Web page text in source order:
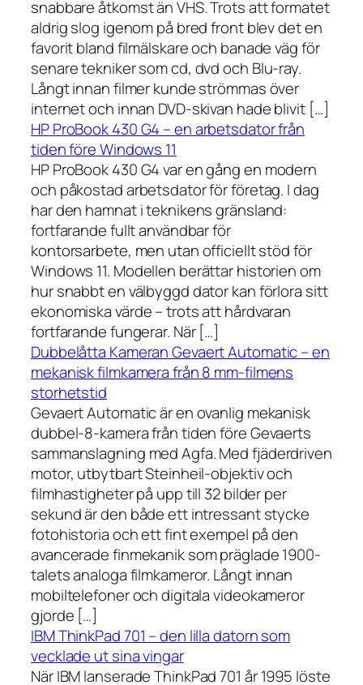
snabbare åtkomst än VHS. Trots att formatet
aldrig slog igenom på bred front blev det en
favorit bland filmälskare och banade väg för
senare tekniker som cd, dvd och Blu-ray.
Långt innan filmer kunde strömmas över
internet och innan DVD-skivan hade blivit […]
HP ProBook 430 G4 – en arbetsdator från
tiden före Windows 11
HP ProBook 430 G4 var en gång en modern
och påkostad arbetsdator för företag. I dag
har den hamnat i teknikens gränsland:
fortfarande fullt användbar för
kontorsarbete, men utan officiellt stöd för
Windows 11. Modellen berättar historien om
hur snabbt en välbyggd dator kan förlora sitt
ekonomiska värde – trots att hårdvaran
fortfarande fungerar. När […]
Dubbelåtta Kameran Gevaert Automatic – en
mekanisk filmkamera från 8 mm-filmens
storhetstid
Gevaert Automatic är en ovanlig mekanisk
dubbel-8-kamera från tiden före Gevaerts
sammanslagning med Agfa. Med fjäderdriven
motor, utbytbart Steinheil-objektiv och
filmhastigheter på upp till 32 bilder per
sekund är den både ett intressant stycke
fotohistoria och ett fint exempel på den
avancerade finmekanik som präglade 1900-
talets analoga filmkameror. Långt innan
mobiltelefoner och digitala videokameror
gjorde […]
IBM ThinkPad 701 – den lilla datorn som
vecklade ut sina vingar
När IBM lanserade ThinkPad 701 år 1995 löste